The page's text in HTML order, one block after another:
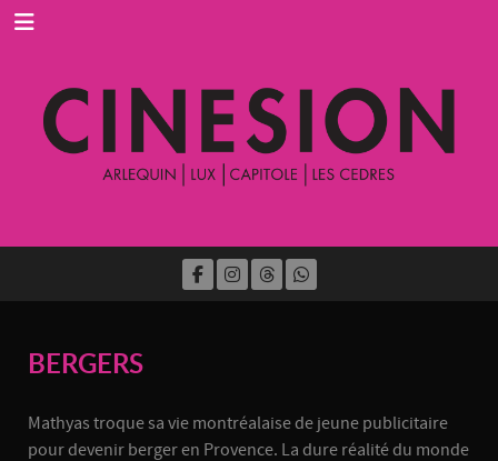
BERGERS
Mathyas troque sa vie montréalaise de jeune publicitaire
pour devenir berger en Provence. La dure réalité du monde